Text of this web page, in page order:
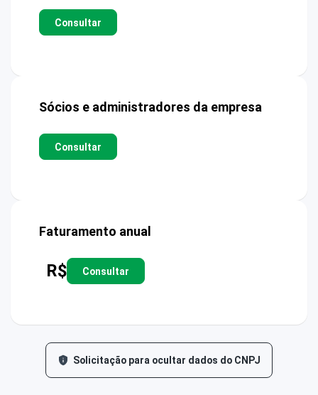
Consultar
Sócios e administradores da empresa
Consultar
Faturamento anual
R$ Consultar
Solicitação para ocultar dados do CNPJ